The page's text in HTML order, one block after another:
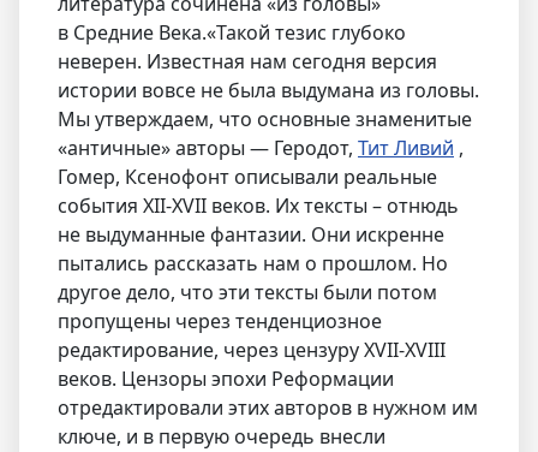
в Средние Века.«Такой тезис глубоко
неверен. Известная нам сегодня версия
истории вовсе не была выдумана из головы.
Мы утверждаем, что основные знаменитые
«античные» авторы — Геродот, Тит Ливий ,
Гомер, Ксенофонт описывали реальные
события XII-XVII веков. Их тексты – отнюдь
не выдуманные фантазии. Они искренне
пытались рассказать нам о прошлом. Но
другое дело, что эти тексты были потом
пропущены через тенденциозное
редактирование, через цензуру XVII-XVIII
веков. Цензоры эпохи Реформации
отредактировали этих авторов в нужном им
ключе, и в первую очередь внесли